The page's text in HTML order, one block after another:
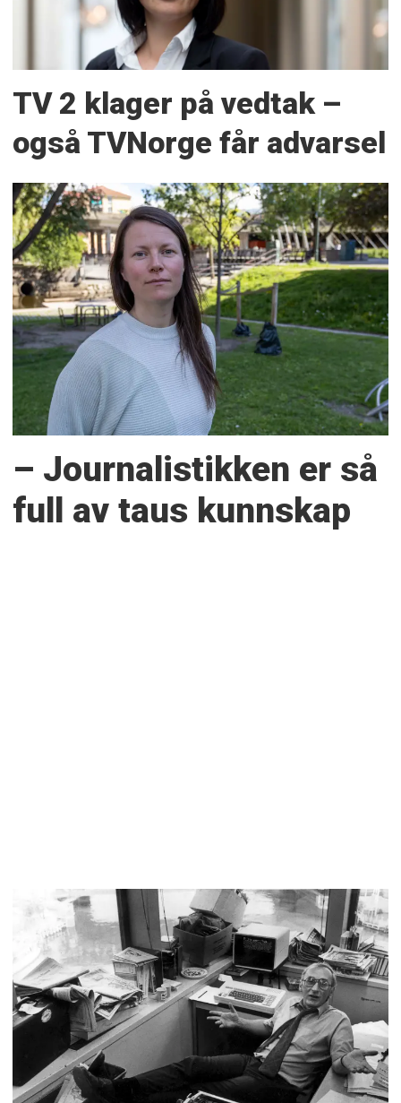
TV 2 klager på vedtak –
også TVNorge får advarsel
– Journalistikken er så
full av taus kunnskap